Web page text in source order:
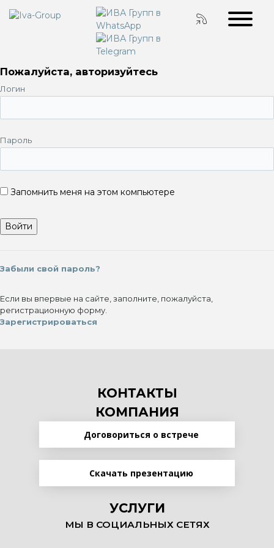
Пожалуйста, авторизуйтесь
Логин
Пароль
Запомнить меня на этом компьютере
Забыли свой пароль?
Если вы впервые на сайте, заполните, пожалуйста,
регистрационную форму.
Зарегистрироваться
КОНТАКТЫ
КОМПАНИЯ
Договориться о встрече
Скачать презентацию
УСЛУГИ
МЫ В СОЦИАЛЬНЫХ СЕТЯХ